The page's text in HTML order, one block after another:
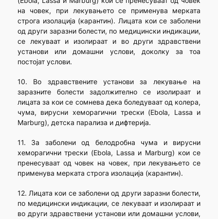
на човек, при лекувањето се применува мерката
строга изолација (карантин). Лицата кои се заболени
од други заразни болести, по медицински индикации,
се лекуваат и изолираат и во други здравствени
установи или домашни услови, доколку за тоа
постојат услови.
10. Во здравствените установи за лекување на
заразните болести задолжително се изолираат и
лицата за кои се сомнева дека боледуваат од колера,
чума, вирусни хеморагични трески (Ebola, Lassa и
Marburg), детска парализа и дифтерија.
11. За заболени од белодробна чума и вирусни
хеморагични трески (Ebola, Lassa и Marburg) кои се
пренесуваат од човек на човек, при лекувањето се
применува мерката строга изолација (карантин).
12. Лицата кои се заболени од други заразни болести,
по медицински индикации, се лекуваат и изолираат и
во други здравствени установи или домашни услови,